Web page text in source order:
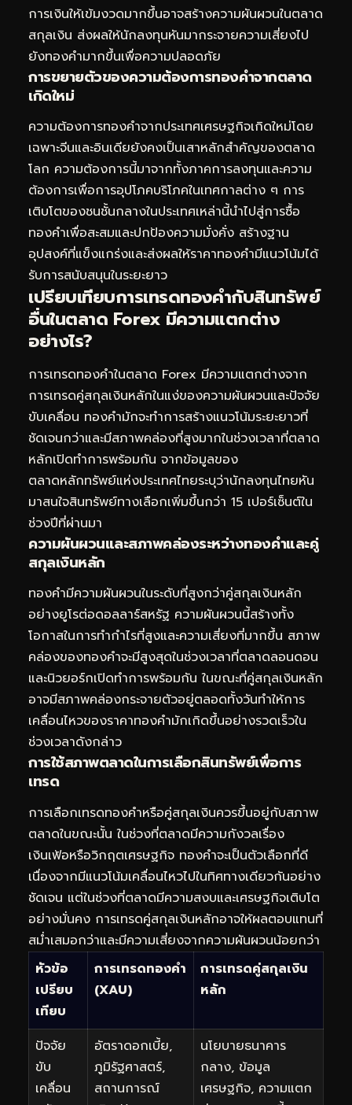
การเงินให้เข้มงวดมากขึ้นอาจสร้างความผันผวนในตลาด
สกุลเงิน ส่งผลให้นักลงทุนหันมากระจายความเสี่ยงไป
ยังทองคำมากขึ้นเพื่อความปลอดภัย
การขยายตัวของความต้องการทองคำจากตลาด
เกิดใหม่
ความต้องการทองคำจากประเทศเศรษฐกิจเกิดใหม่โดย
เฉพาะจีนและอินเดียยังคงเป็นเสาหลักสำคัญของตลาด
โลก ความต้องการนี้มาจากทั้งภาคการลงทุนและความ
ต้องการเพื่อการอุปโภคบริโภคในเทศกาลต่าง ๆ การ
เติบโตของชนชั้นกลางในประเทศเหล่านี้นำไปสู่การซื้อ
ทองคำเพื่อสะสมและปกป้องความมั่งคั่ง สร้างฐาน
อุปสงค์ที่แข็งแกร่งและส่งผลให้ราคาทองคำมีแนวโน้มได้
รับการสนับสนุนในระยะยาว
เปรียบเทียบการเทรดทองคำกับสินทรัพย์
อื่นในตลาด Forex มีความแตกต่าง
อย่างไร?
การเทรดทองคำในตลาด Forex มีความแตกต่างจาก
การเทรดคู่สกุลเงินหลักในแง่ของความผันผวนและปัจจัย
ขับเคลื่อน ทองคำมักจะทำการสร้างแนวโน้มระยะยาวที่
ชัดเจนกว่าและมีสภาพคล่องที่สูงมากในช่วงเวลาที่ตลาด
หลักเปิดทำการพร้อมกัน จากข้อมูลของ
ตลาดหลักทรัพย์แห่งประเทศไทยระบุว่านักลงทุนไทยหัน
มาสนใจสินทรัพย์ทางเลือกเพิ่มขึ้นกว่า 15 เปอร์เซ็นต์ใน
ช่วงปีที่ผ่านมา
ความผันผวนและสภาพคล่องระหว่างทองคำและคู่
สกุลเงินหลัก
ทองคำมีความผันผวนในระดับที่สูงกว่าคู่สกุลเงินหลัก
อย่างยูโรต่อดอลลาร์สหรัฐ ความผันผวนนี้สร้างทั้ง
โอกาสในการทำกำไรที่สูงและความเสี่ยงที่มากขึ้น สภาพ
คล่องของทองคำจะมีสูงสุดในช่วงเวลาที่ตลาดลอนดอน
และนิวยอร์กเปิดทำการพร้อมกัน ในขณะที่คู่สกุลเงินหลัก
อาจมีสภาพคล่องกระจายตัวอยู่ตลอดทั้งวันทำให้การ
เคลื่อนไหวของราคาทองคำมักเกิดขึ้นอย่างรวดเร็วใน
ช่วงเวลาดังกล่าว
การใช้สภาพตลาดในการเลือกสินทรัพย์เพื่อการ
เทรด
การเลือกเทรดทองคำหรือคู่สกุลเงินควรขึ้นอยู่กับสภาพ
ตลาดในขณะนั้น ในช่วงที่ตลาดมีความกังวลเรื่อง
เงินเฟ้อหรือวิกฤตเศรษฐกิจ ทองคำจะเป็นตัวเลือกที่ดี
เนื่องจากมีแนวโน้มเคลื่อนไหวไปในทิศทางเดียวกันอย่าง
ชัดเจน แต่ในช่วงที่ตลาดมีความสงบและเศรษฐกิจเติบโต
อย่างมั่นคง การเทรดคู่สกุลเงินหลักอาจให้ผลตอบแทนที่
สม่ำเสมอกว่าและมีความเสี่ยงจากความผันผวนน้อยกว่า
หัวข้อ
เปรียบ
เทียบ
การเทรดทองคำ
(XAU)
การเทรดคู่สกุลเงิน
หลัก
ปัจจัย
ขับ
เคลื่อน
อัตราดอกเบี้ย,
ภูมิรัฐศาสตร์,
สถานการณ์
นโยบายธนาคาร
กลาง, ข้อมูล
เศรษฐกิจ, ความแตก